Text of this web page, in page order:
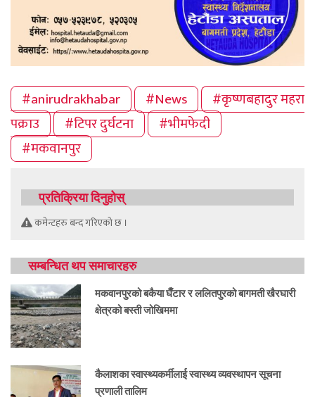
#anirudrakhabar #News
#कृष्णबहादुर महरा
पक्राउ
#टिपर दुर्घटना
#भीमफेदी
#मकवानपुर
प्रतिक्रिया दिनुहोस्
कमेन्टहरु बन्द गरिएको छ ।
सम्बन्धित थप समाचारहरु
मकवानपुरको बकैया घैँटार र ललितपुरको बागमती खैरघारी
क्षेत्रको बस्ती जोखिममा
कैलाशका स्वास्थ्यकर्मीलाई स्वास्थ्य व्यवस्थापन सूचना
प्रणाली तालिम